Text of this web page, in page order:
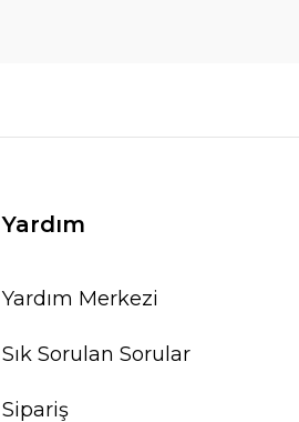
Yardım
Yardım Merkezi
Sık Sorulan Sorular
Sipariş